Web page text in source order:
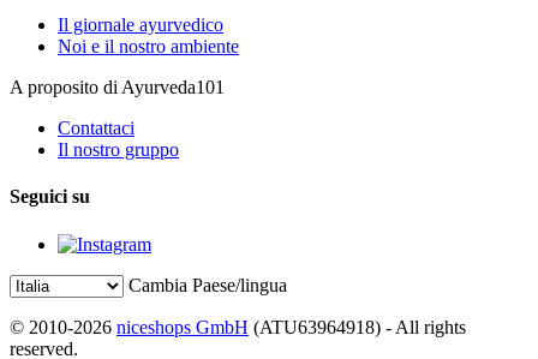
Il giornale ayurvedico
Noi e il nostro ambiente
A proposito di Ayurveda101
Contattaci
Il nostro gruppo
Seguici su
Cambia Paese/lingua
© 2010-2026 niceshops GmbH (ATU63964918) - All rights
reserved.